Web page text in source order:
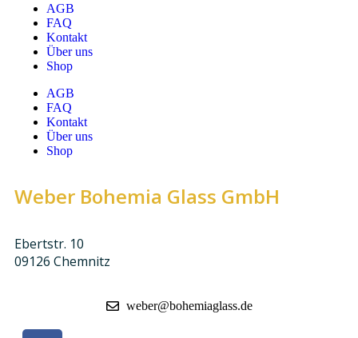
AGB
FAQ
Kontakt
Über uns
Shop
AGB
FAQ
Kontakt
Über uns
Shop
Weber Bohemia Glass GmbH
Ebertstr. 10
09126 Chemnitz
weber@bohemiaglass.de